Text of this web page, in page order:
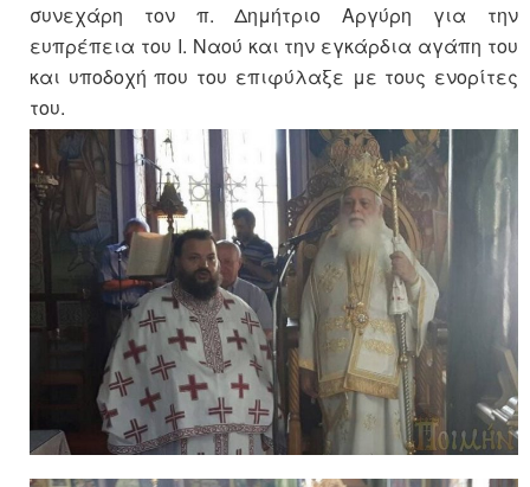
συνεχάρη τον π. Δημήτριο Αργύρη για την
ευπρέπεια του Ι. Ναού και την εγκάρδια αγάπη του
και υποδοχή που του επιφύλαξε με τους ενορίτες
του.